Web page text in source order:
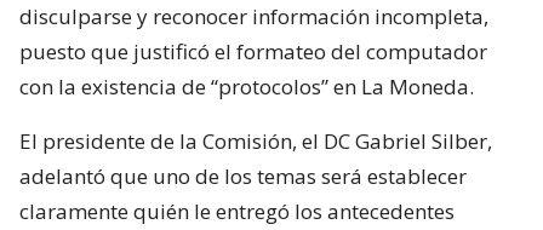
disculparse y reconocer información incompleta,
puesto que justificó el formateo del computador
con la existencia de “protocolos” en La Moneda.
El presidente de la Comisión, el DC Gabriel Silber,
adelantó que uno de los temas será establecer
claramente quién le entregó los antecedentes